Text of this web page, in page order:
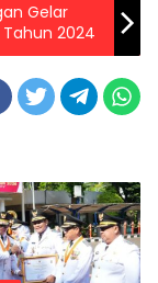
Gelar
Tahun 2024